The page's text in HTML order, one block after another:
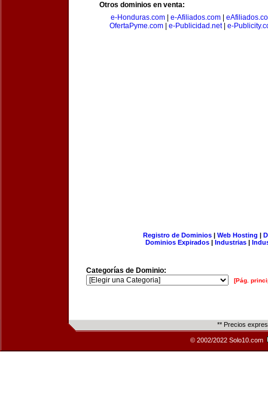
Otros dominios en venta:
e-Honduras.com| e-Afiliados.com|
OfertaPyme.com| e-Publicidad.net| e-
Registro de Dominios| Web Hosting |
Dominios Expirados | Industrias |
Categorías de Dominio:
[Pág.
** Precios
© 2002/2022 Solo10.com